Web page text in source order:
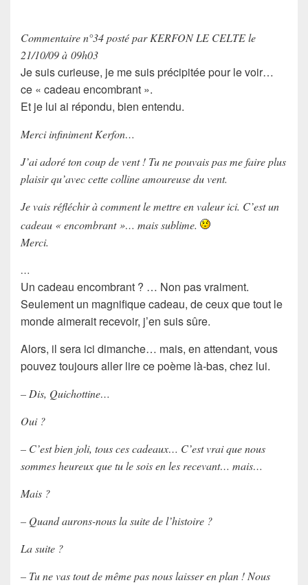
Commentaire n°34 posté par KERFON LE CELTE le
21/10/09 à 09h03
Je suis curieuse, je me suis précipitée pour le voir…
ce « cadeau encombrant ».
Et je lui ai répondu, bien entendu.
Merci infiniment Kerfon…
J’ai adoré ton coup de vent ! Tu ne pouvais pas me faire plus
plaisir qu’avec cette colline amoureuse du vent.
Je vais réfléchir à comment le mettre en valeur ici. C’est un
cadeau « encombrant »… mais sublime.
Merci.
…
Un cadeau encombrant ? … Non pas vraiment.
Seulement un magnifique cadeau, de ceux que tout le
monde aimerait recevoir, j’en suis sûre.
Alors, il sera ici dimanche… mais, en attendant, vous
pouvez toujours aller lire ce poème là-bas, chez lui.
– Dis, Quichottine…
Oui ?
– C’est bien joli, tous ces cadeaux… C’est vrai que nous
sommes heureux que tu le sois en les recevant… mais…
Mais ?
– Quand aurons-nous la suite de l’histoire ?
La suite ?
– Tu ne vas tout de même pas nous laisser en plan ! Nous